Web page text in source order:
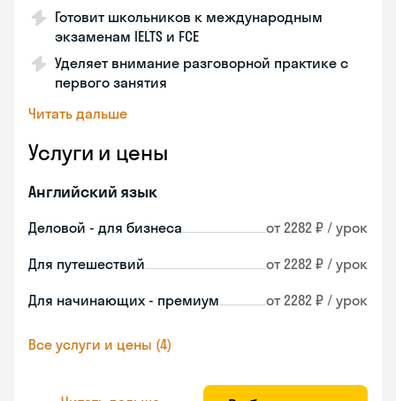
Готовит школьников к международным
экзаменам IELTS и FCE
Уделяет внимание разговорной практике с
первого занятия
Читать дальше
Услуги и цены
Английский язык
Деловой - для бизнеса от 2282 ₽ / урок
Для путешествий от 2282 ₽ / урок
Для начинающих - премиум от 2282 ₽ / урок
Все услуги и цены (4)